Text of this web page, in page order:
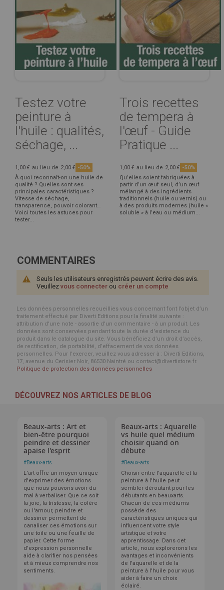
Testez votre
peinture à
l'huile : qualités,
séchage, ...
1,00 € au lieu de 2,00 € -50%
À quoi reconnaît-on une huile de
qualité ? Quelles sont ses
principales caractéristiques ?
Vitesse de séchage,
transparence, pouvoir colorant…
Voici toutes les astuces pour
tester...
Trois recettes
de tempera à
l'œuf - Guide
Pratique ...
1,00 € au lieu de 2,00 € -50%
Qu’elles soient fabriquées à
partir d’un œuf seul, d’un œuf
mélangé à des ingrédients
traditionnels (huile ou vernis) ou
à des produits modernes (huile «
soluble » à l’eau ou médium...
COMMENTAIRES
Seuls les utilisateurs enregistrés peuvent écrire des avis.
Veuillez vous connecter ou créer un compte
Les données personnelles recueillies vous concernant font l’objet d’un
traitement effectué par Diverti Editions pour la finalité suivante :
attribution d'une note - assortie d'un commentaire - à un produit. Les
données sont conservées pendant toute la durée d'existence du
produit dans le catalogue du site. Vous bénéficiez d’un droit d’accès,
de rectification, de portabilité, d’effacement de vos données
personnelles. Pour l’exercer, veuillez vous adresser à : Diverti Editions,
17, avenue du Cerisier Noir, 86530 Naintré ou contact@divertistore.fr.
Politique de protection des données personnelles
DÉCOUVREZ NOS ARTICLES DE BLOG
Beaux-arts : Art et
bien-être pourquoi
peindre et dessiner
apaise l'esprit
#Beaux-arts
L'art offre un moyen unique
d'exprimer des émotions
que nous pouvons avoir du
mal à verbaliser. Que ce soit
la joie, la tristesse, la colère
ou l'amour, peindre et
dessiner permettent de
canaliser ces émotions sur
une toile ou une feuille de
papier. Cette forme
d'expression personnelle
aide à clarifier nos pensées
et à mieux comprendre nos
sentiments.
Beaux-arts : Aquarelle
vs huile quel médium
choisir quand on
débute
#Beaux-arts
Choisir entre l'aquarelle et la
peinture à l'huile peut
sembler déroutant pour les
débutants en beauxarts.
Chacun de ces médiums
possède des
caractéristiques uniques qui
influencent votre style
artistique et votre
apprentissage. Dans cet
article, nous explorerons les
avantages et inconvénients
de l'aquarelle et de la
peinture à l'huile pour vous
aider à faire un choix
éclairé.